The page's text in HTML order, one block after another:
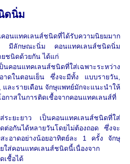
ดนิ่ม
อนแทคเลนส์ชนิดที่ได้รับความนิยมมาก
ด มีลักษณะนิ่ม คอนแทคเลนส์ชนิดนิ่ม
ยชนิดด้วยกัน ได้แก่
คอนแทคเลนส์ชนิดที่ใส่เฉพาะระหว่าง
าดในตอนเย็น ซึ่งจะมีทั้ง แบบรายวัน,
ละรายเดือน จักษุแพทย์มักจะแนะนำให้
กาสในการติดเชื้อจากคอนแทคเลนส์ที่
ะยะยาว เป็นคอนแทคเลนส์ชนิดที่ใส่
อกันได้หลายวันโดยไม่ต้องถอด ซึ่งจะ
สะอาดอย่างน้อยอาทิตย์ละ 1 ครั้ง จักษุ
ใส่คอนแทคเลนส์ชนิดนี้เนื่องจาก
เชื้อได้